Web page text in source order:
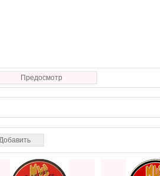
Предосмотр